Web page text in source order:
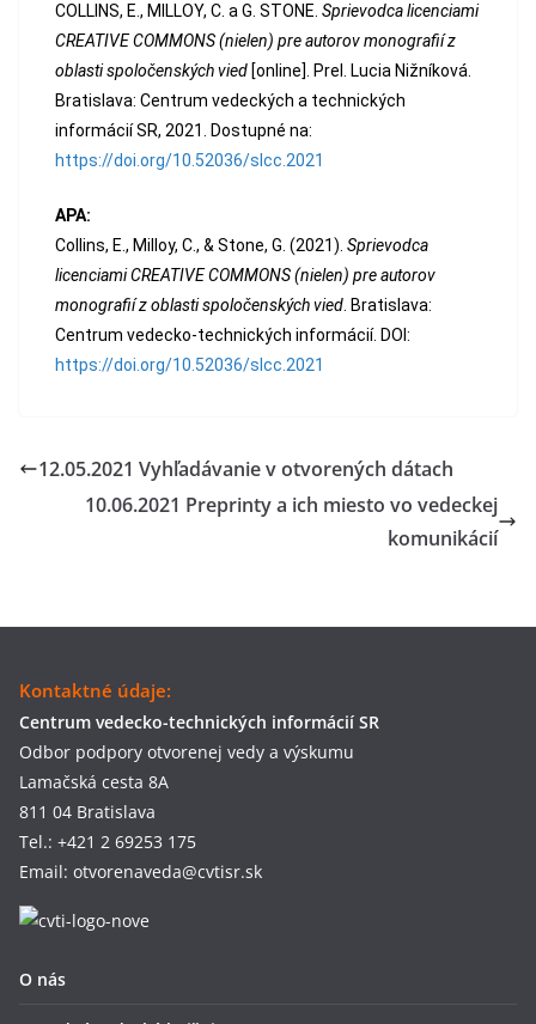
COLLINS, E., MILLOY, C. a G. STONE. Sprievodca licenciami
CREATIVE COMMONS (nielen) pre autorov monografií z
oblasti spoločenských vied [online]. Prel. Lucia Nižníková.
Bratislava: Centrum vedeckých a technických
informácií SR, 2021. Dostupné na:
https://doi.org/10.52036/slcc.2021
APA:
Collins, E., Milloy, C., & Stone, G. (2021). Sprievodca
licenciami CREATIVE COMMONS (nielen) pre autorov
monografií z oblasti spoločenských vied . Bratislava:
Centrum vedecko-technických informácií. DOI:
https://doi.org/10.52036/slcc.2021
12.05.2021 Vyhľadávanie v otvorených dátach
10.06.2021 Preprinty a ich miesto vo vedeckej
komunikácií
Kontaktné údaje:
Centrum vedecko-technických informácií SR
Odbor podpory otvorenej vedy a výskumu
Lamačská cesta 8A
811 04 Bratislava
Tel.: +421 2 69253 175
Email: otvorenaveda@cvtisr.sk
O nás